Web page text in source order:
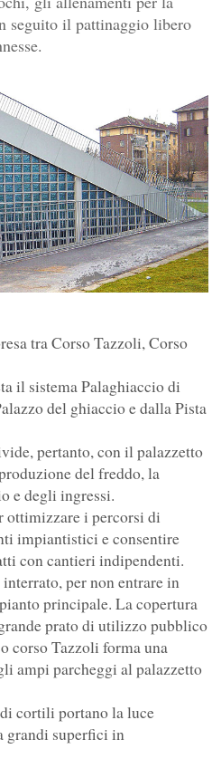
seguito il pattinaggio libero
tra Corso Tazzoli, Corso
il sistema Palaghiaccio di
del ghiaccio e dalla Pista
pertanto, con il palazzetto
del freddo, la
e degli ingressi.
ottimizzare i percorsi di
impiantistici e consentire
con cantieri indipendenti.
per non entrare in
principale. La copertura
prato di utilizzo pubblico
corso Tazzoli forma una
ampi parcheggi al palazzetto
cortili portano la luce
grandi superfici in